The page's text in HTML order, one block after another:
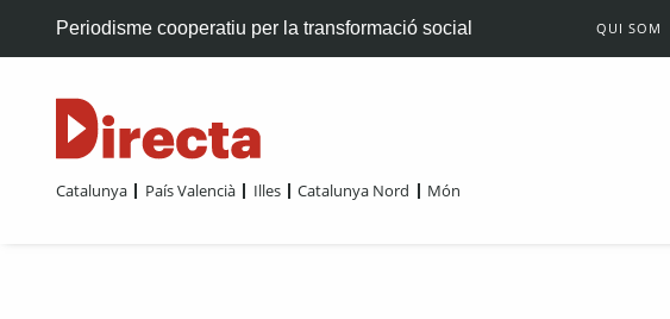
Periodisme cooperatiu per la transformació social QUI SOM
Catalunya País Valencià Illes Catalunya Nord Món